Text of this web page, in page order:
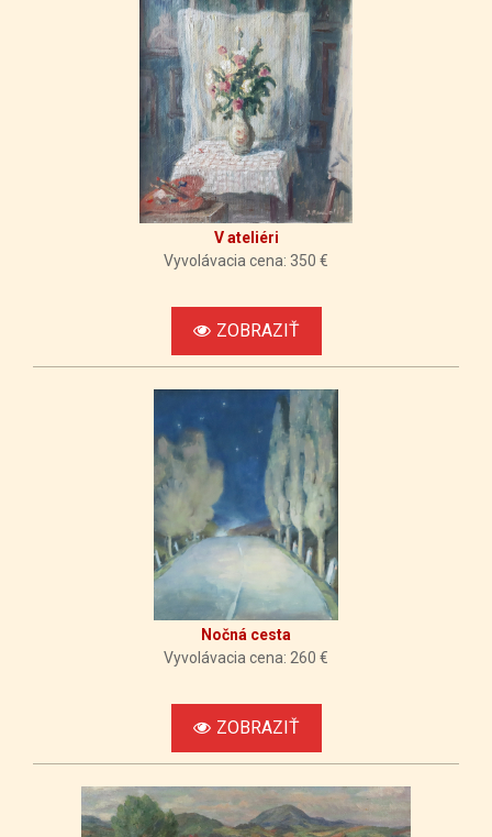
V ateliéri
Vyvolávacia cena: 350 €
ZOBRAZIŤ
Nočná cesta
Vyvolávacia cena: 260 €
ZOBRAZIŤ